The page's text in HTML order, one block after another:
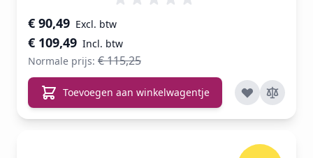
Speciale prijs
€ 109,49
€ 90,49
Normale prijs: € 115,25
Toevoegen aan winkelwagentje